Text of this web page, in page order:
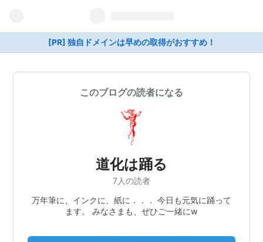
[PR] 独自ドメインは早めの取得がおすすめ！
このブログの読者になる
道化は踊る
7人の読者
万年筆に、インクに、紙に．．． 今日も元気に踊って
ます。 みなさまも、ぜひご一緒にw